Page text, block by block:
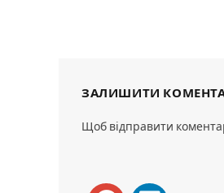
ЗАЛИШИТИ
Щоб відправити